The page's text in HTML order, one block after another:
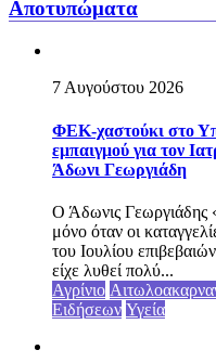
Αποτυπώματα
7 Αυγούστου 2026
ΦΕΚ-χαστούκι στο
εμπαιγμού για τον
Άδωνι Γεωργιάδη
Ο Άδωνις Γεωργιάδης
μόνο όταν οι
του Ιουλίου
είχε λυθεί πολύ...
Αγρίνιο
Ειδήσεων Υγεία